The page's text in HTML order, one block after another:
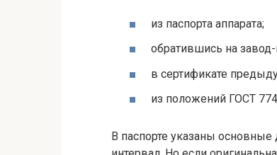
из паспорта аппарата;
обратившись на завод-
в сертификате
из положений ГОСТ
В паспорте указаны